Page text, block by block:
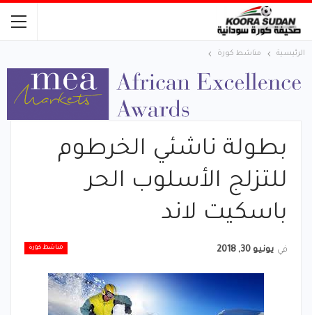
الرئيسية مناشط كورة
بطولة ناشئي الخرطوم
للتزلج الأسلوب الحر
باسكيت لاند
مناشط كورة في يونيو 30, 2018